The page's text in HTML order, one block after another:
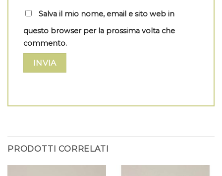
Salva il mio nome, email e sito web in
questo browser per la prossima volta che
commento.
PRODOTTI CORRELATI